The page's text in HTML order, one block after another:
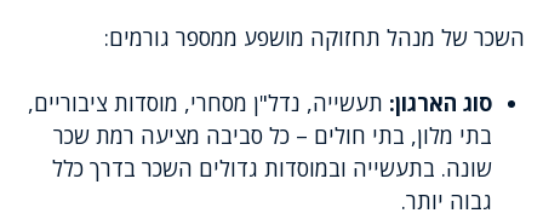
השכר של מנהל תחזוקה מושפע ממספר גורמים:
סוג הארגון: תעשייה, נדל"ן מסחרי, מוסדות ציבוריים,
בתי מלון, בתי חולים – כל סביבה מציעה רמת שכר
שונה. בתעשייה ובמוסדות גדולים השכר בדרך כלל
גבוה יותר.